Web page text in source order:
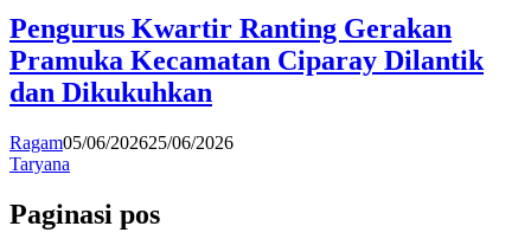
Pengurus Kwartir Ranting Gerakan
Pramuka Kecamatan Ciparay Dilantik
dan Dikukuhkan
Ragam05/06/202625/06/2026
Taryana
Paginasi pos